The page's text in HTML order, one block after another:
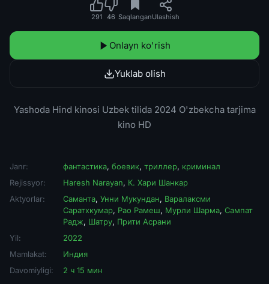
291 46 SaqlanganUlashish
Onlayn ko'rish
Yuklab olish
Yashoda Hind kinosi Uzbek tilida 2024 O'zbekcha tarjima
kino HD
Janr: фантастика, боевик, триллер, криминал
Rejissyor:
Haresh Narayan, К. Хари Шанкар
Aktyorlar:
Саманта, Унни Мукундан, Варалаксми
Саратхкумар, Рао Рамеш, Мурли Шарма, Сампат
Радж, Шатру, Прити Асрани
Yil:
2022
Mamlakat:
Индия
Davomiyligi:
2 ч 15 мин